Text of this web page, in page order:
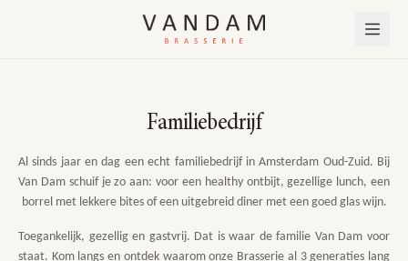
Familiebedrijf
Al sinds jaar en dag een echt familiebedrijf in Amsterdam Oud-Zuid. Bij
Van Dam schuif je zo aan: voor een healthy ontbijt, gezellige lunch, een
borrel met lekkere bites of een uitgebreid diner met een goed glas wijn.
Toegankelijk, gezellig en gastvrij. Dat is waar de familie Van Dam voor
staat. Kom langs en ontdek waarom onze Brasserie al 3 generaties lang